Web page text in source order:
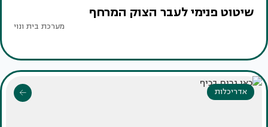
שיטוט פנימי לעבר הצוק המרחף
מערכת בית ונוי
אדריכלות